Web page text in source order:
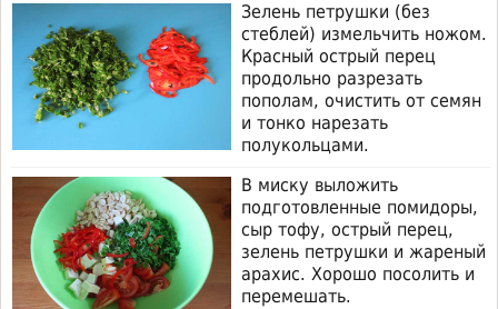
Зелень петрушки (без
стеблей) измельчить ножом.
Красный острый перец
продольно разрезать
пополам, очистить от семян
и тонко нарезать
полукольцами.
В миску выложить
подготовленные помидоры,
сыр тофу, острый перец,
зелень петрушки и жареный
арахис. Хорошо посолить и
перемешать.